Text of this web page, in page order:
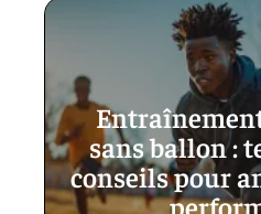
sans ballon :
conseils pour